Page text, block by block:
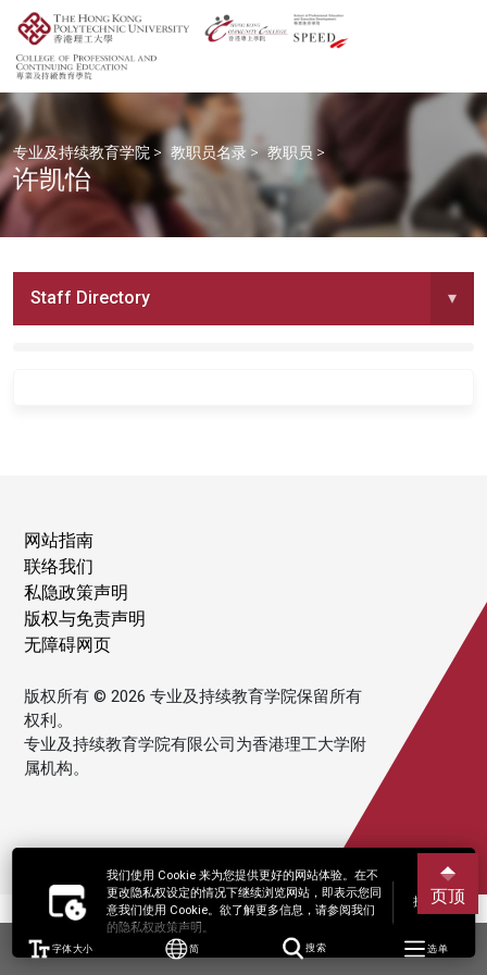
我们使用 Cookie 来为您提供更好的网站体验。在不
更改隐私权设定的情况下继续浏览网站，即表示您同
意我们使用 Cookie。欲了解更多信息，请参阅我们
的隐私权政策声明。
接受
字体大小 简 搜索 选单
专业及持续教育学院 > 教职员名录 > 教职员 >
许凯怡
Staff Directory ▾
网站指南
联络我们
私隐政策声明
版权与免责声明
无障碍网页
版权所有 © 2026 专业及持续教育学院保留所有
权利。
专业及持续教育学院有限公司为香港理工大学附
属机构。
页顶